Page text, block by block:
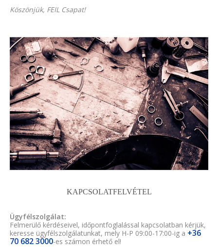
Köszönjük, FEIL Csapat!
KAPCSOLATFELVÉTEL
Ügyfélszolgálat:
Felmerülő kérdéseivel, időpontfoglalással kapcsolatban kérjük,
keresse ügyfélszolgálatunkat, mely H-P 09:00-17:00-ig a +36
70 682 3000-es számon érhető el!